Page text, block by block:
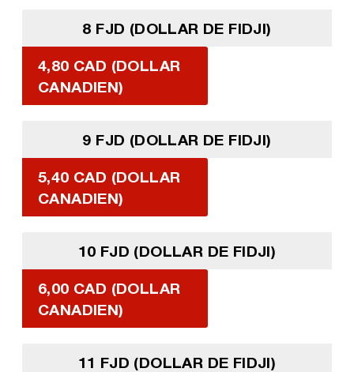
8 FJD (DOLLAR DE FIDJI)
4,80 CAD (DOLLAR
CANADIEN)
9 FJD (DOLLAR DE FIDJI)
5,40 CAD (DOLLAR
CANADIEN)
10 FJD (DOLLAR DE FIDJI)
6,00 CAD (DOLLAR
CANADIEN)
11 FJD (DOLLAR DE FIDJI)